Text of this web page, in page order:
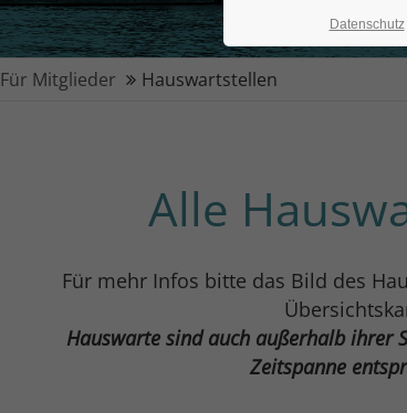
Für Mitglieder Hauswartstellen
Alle
Für mehr Infos bitte das Bild des
Hauswarte sind auch außerhalb ihrer
Zeitspanne
Datenschutz